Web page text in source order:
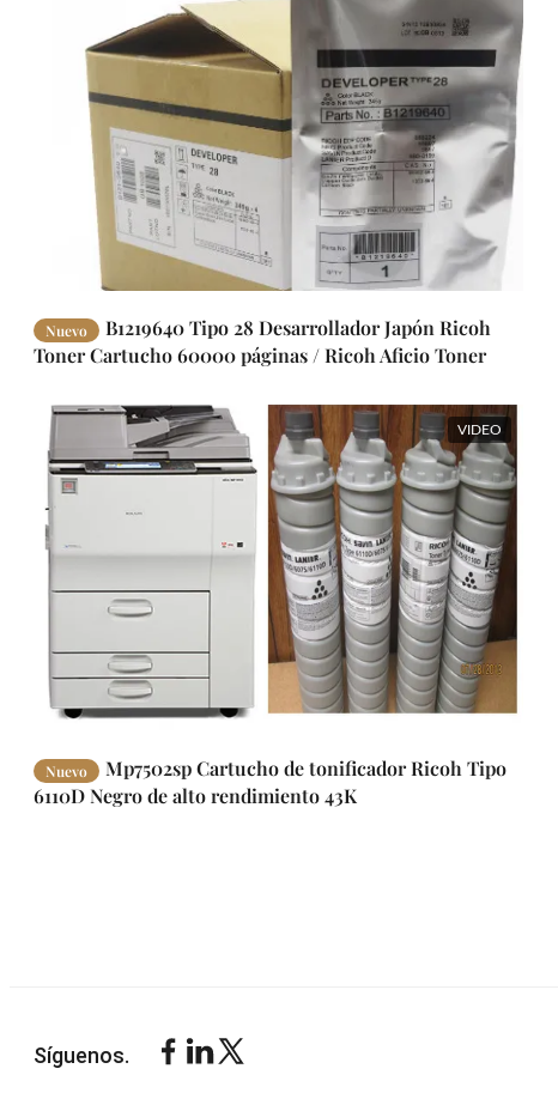
Nuevo
B1219640 Tipo 28 Desarrollador Japón Ricoh
Toner Cartucho 60000 páginas / Ricoh Aficio Toner
VIDEO
Nuevo
Mp7502sp Cartucho de tonificador Ricoh Tipo
6110D Negro de alto rendimiento 43K
Síguenos.